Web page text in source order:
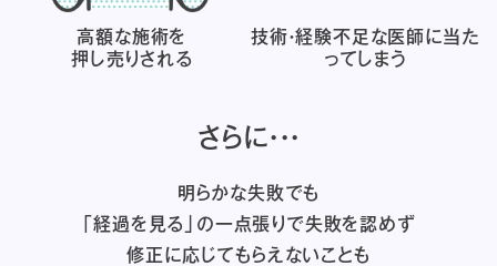
高額な施術を
押し売りされる
技術・経験不足な医師に当た
ってしまう
さらに・・・
明らかな失敗でも
「経過を見る」の一点張りで失敗を認めず
修正に応じてもらえないことも